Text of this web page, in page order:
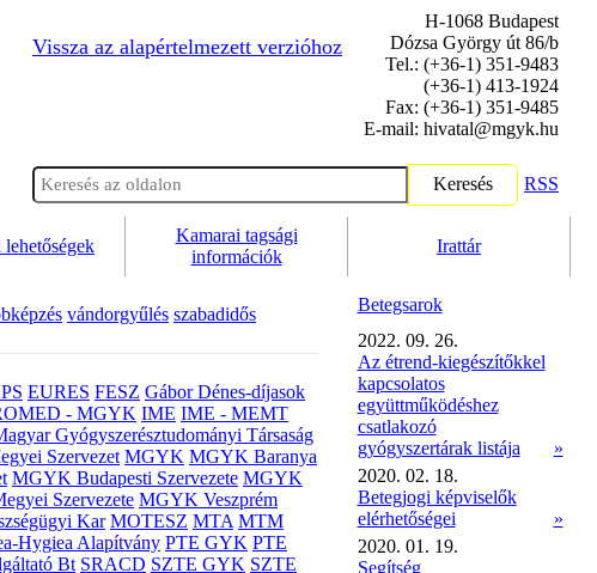
Vissza az alapértelmezett verzióhoz
H-1068 Budapest
Dózsa György út 86/b
Tel.: (+36-1) 351-9483
(+36-1) 413-1924
Fax: (+36-1) 351-9485
E-mail: hivatal@mgyk.hu
Keresés RSS
lehetőségek
Kamarai tagsági
információk
Irattár
vándorgyűlés szabadidős
EURES FESZ Gábor Dénes-díjasok
- MGYK IME IME - MEMT
Gyógyszerésztudományi Társaság
Szervezet MGYK MGYK Baranya
MGYK Budapesti Szervezete MGYK
Szervezete MGYK Veszprém
Kar MOTESZ MTA MTM
Hygiea Alapítvány PTE GYK PTE
Bt SRACD SZTE GYK SZTE
Betegsarok
2022. 09. 26.
Az étrend-kiegészítőkkel
kapcsolatos
együttműködéshez
csatlakozó
gyógyszertárak listája
»
2020. 02. 18.
Betegjogi képviselők
elérhetőségei
»
2020. 01. 19.
Segítség